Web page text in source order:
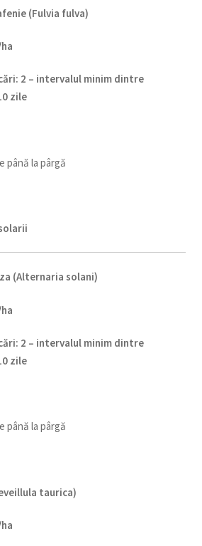
(Fulvia fulva)
: 2 – intervalul minim dintre
zile
până la pârgă
(Alternaria solani)
: 2 – intervalul minim dintre
zile
până la pârgă
taurica)